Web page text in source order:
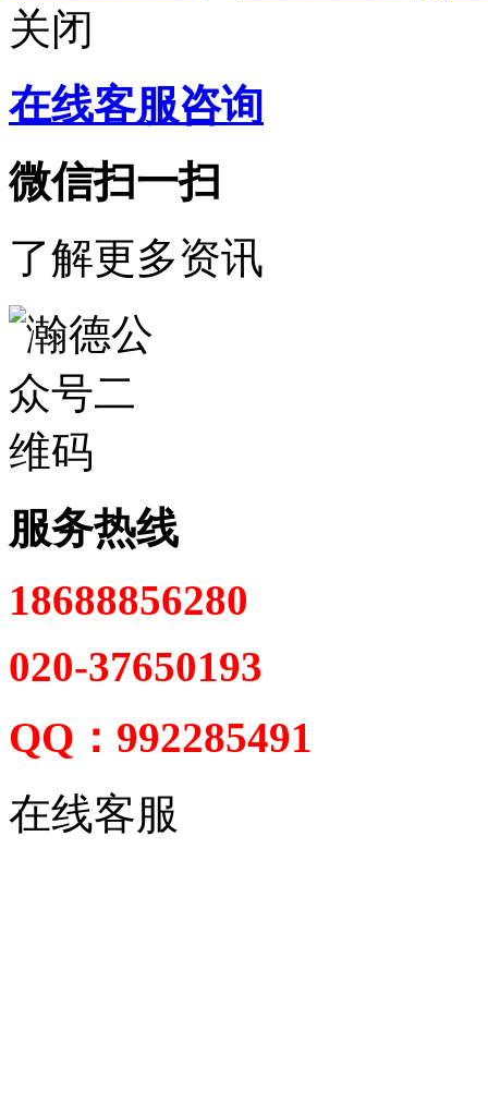
关闭
在线客服咨询
微信扫一扫
了解更多资讯
服务热线
18688856280
020-37650193
QQ：992285491
在线客服